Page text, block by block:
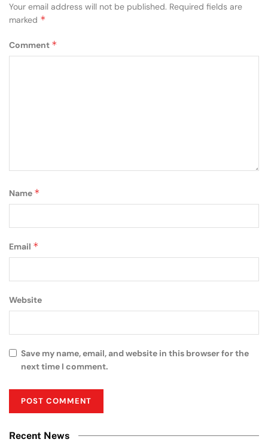
Your email address will not be published. Required fields are
marked *
Comment *
Name *
Email *
Website
Save my name, email, and website in this browser for the
next time I comment.
Recent News